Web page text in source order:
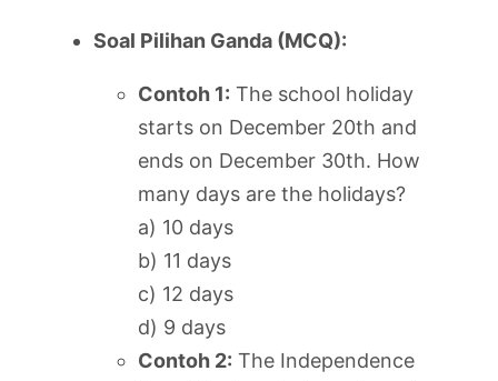
Soal Pilihan Ganda (MCQ):
Contoh 1: The school holiday
starts on December 20th and
ends on December 30th. How
many days are the holidays?
a) 10 days
b) 11 days
c) 12 days
d) 9 days
Contoh 2: The Independence